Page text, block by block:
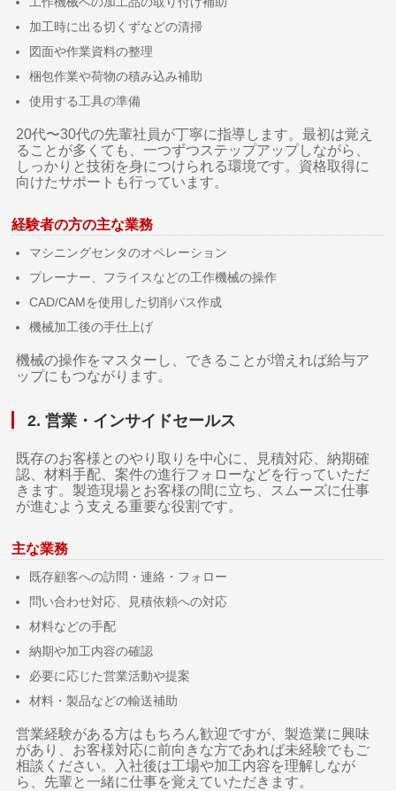
加工時に出る切くずなどの清掃
図面や作業資料の整理
梱包作業や荷物の積み込み補助
使用する工具の準備
20代〜30代の先輩社員が丁寧に指導します。最初は覚え
ることが多くても、一つずつステップアップしながら、
しっかりと技術を身につけられる環境です。資格取得に
向けたサポートも行っています。
経験者の方の主な業務
マシニングセンタのオペレーション
プレーナー、フライスなどの工作機械の操作
CAD/CAMを使用した切削パス作成
機械加工後の手仕上げ
機械の操作をマスターし、できることが増えれば給与ア
ップにもつながります。
2. 営業・インサイドセールス
既存のお客様とのやり取りを中心に、見積対応、納期確
認、材料手配、案件の進行フォローなどを行っていただ
きます。製造現場とお客様の間に立ち、スムーズに仕事
が進むよう支える重要な役割です。
主な業務
既存顧客への訪問・連絡・フォロー
問い合わせ対応、見積依頼への対応
材料などの手配
納期や加工内容の確認
必要に応じた営業活動や提案
材料・製品などの輸送補助
営業経験がある方はもちろん歓迎ですが、製造業に興味
があり、お客様対応に前向きな方であれば未経験でもご
相談ください。入社後は工場や加工内容を理解しなが
ら、先輩と一緒に仕事を覚えていただきます。